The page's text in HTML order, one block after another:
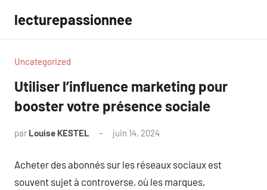
contenu
lecturepassionnee
Uncategorized
Utiliser l’influence marketing pour
booster votre présence sociale
par Louise KESTEL juin 14, 2024
Acheter des abonnés sur les réseaux sociaux est
souvent sujet à controverse, où les marques,